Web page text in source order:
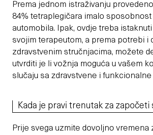
Prema jednom istraživanju
84% tetraplegičara imalo
automobila. Ipak, ovdje treba
svojim terapeutom, a prema potrebi i
zdravstvenim stručnjacima, možete
utvrditi je li vožnja moguća u vašem
slučaju sa zdravstvene i funkcionalne
Kada je pravi trenutak za započeti
Prije svega uzmite dovoljno vremena